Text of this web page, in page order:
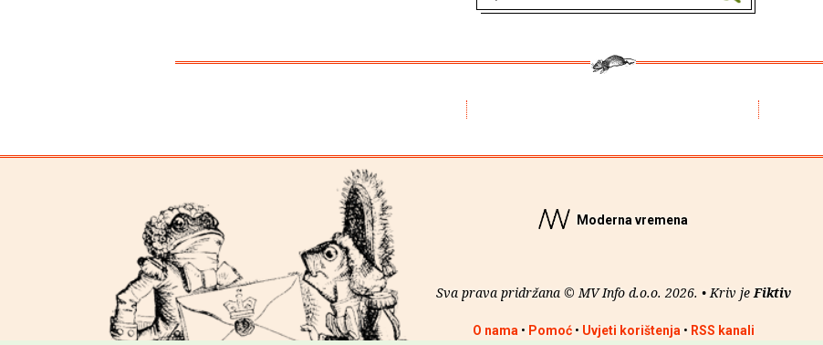
Moderna vremena
Sva prava pridržana © MV Info d.o.o. 2026. • Kriv je Fiktiv
O nama • Pomoć• Uvjeti korištenja • RSS kanali